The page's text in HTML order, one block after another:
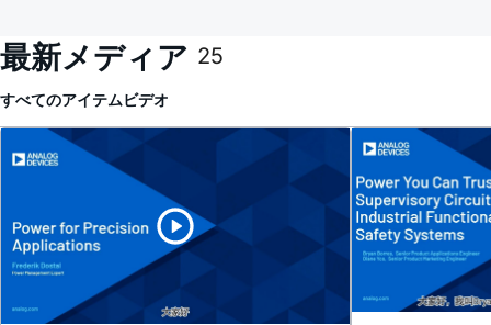
最新メディア 25
すべてのアイテムビデオ